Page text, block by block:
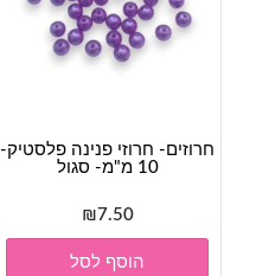
חרוזים- חרוזי פנינה פלסטיק-
10 מ"מ- סגול
₪7.50
הוסף לסל